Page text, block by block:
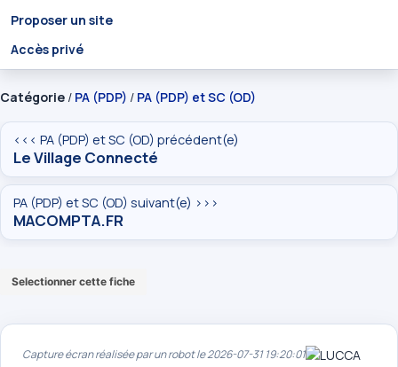
Proposer un site
Accès privé
Catégorie / PA (PDP) / PA (PDP) et SC (OD)
<<< PA (PDP) et SC (OD) précédent(e)
Le Village Connecté
PA (PDP) et SC (OD) suivant(e) >>>
MACOMPTA.FR
Selectionner cette fiche
Capture écran réalisée par un robot le 2026-07-31 19:20:01